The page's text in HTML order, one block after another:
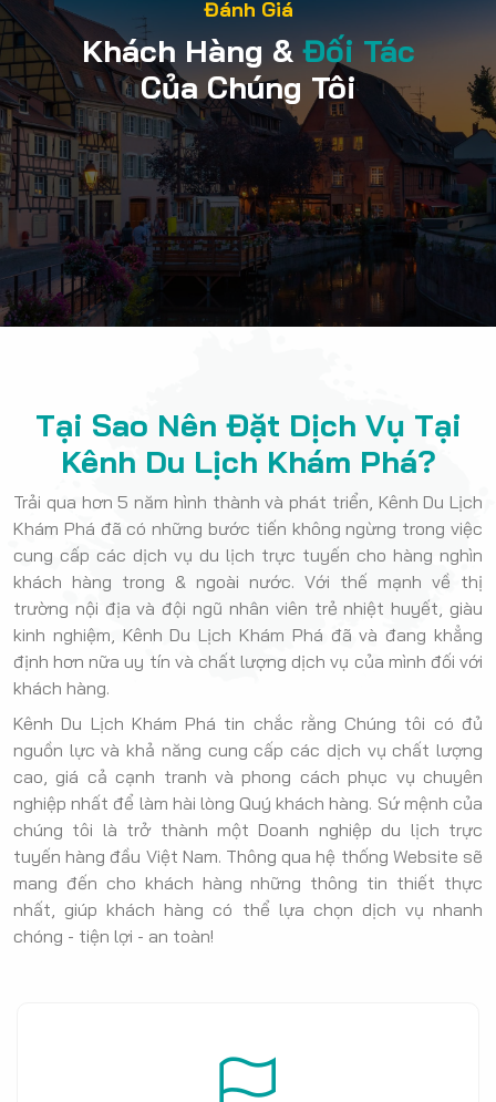
Đánh Giá
Khách Hàng & Đối Tác
Của Chúng Tôi
Tại Sao Nên Đặt Dịch Vụ Tại
Kênh Du Lịch Khám Phá?
Trải qua hơn 5 năm hình thành và phát triển, Kênh Du Lịch
Khám Phá đã có những bước tiến không ngừng trong việc
cung cấp các dịch vụ du lịch trực tuyến cho hàng nghìn
khách hàng trong & ngoài nước. Với thế mạnh về thị
trường nội địa và đội ngũ nhân viên trẻ nhiệt huyết, giàu
kinh nghiệm, Kênh Du Lịch Khám Phá đã và đang khẳng
định hơn nữa uy tín và chất lượng dịch vụ của mình đối với
khách hàng.
Kênh Du Lịch Khám Phá tin chắc rằng Chúng tôi có đủ
nguồn lực và khả năng cung cấp các dịch vụ chất lượng
cao, giá cả cạnh tranh và phong cách phục vụ chuyên
nghiệp nhất để làm hài lòng Quý khách hàng. Sứ mệnh của
chúng tôi là trở thành một Doanh nghiệp du lịch trực
tuyến hàng đầu Việt Nam. Thông qua hệ thống Website sẽ
mang đến cho khách hàng những thông tin thiết thực
nhất, giúp khách hàng có thể lựa chọn dịch vụ nhanh
chóng - tiện lợi - an toàn!